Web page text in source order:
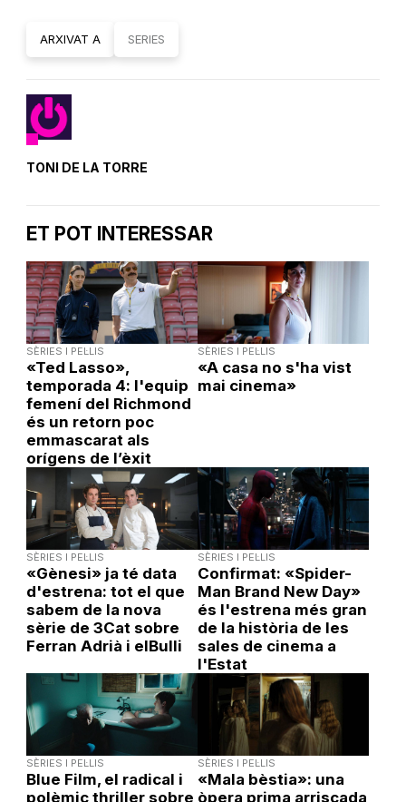
ARXIVAT A SERIES
TONI DE LA TORRE
ET POT INTERESSAR
SÈRIES I PEL·LIS
«Ted Lasso»,
temporada 4: l'equip
femení del Richmond
és un retorn poc
emmascarat als
orígens de l’èxit
SÈRIES I PEL·LIS
«A casa no s'ha vist
mai cinema»
SÈRIES I PEL·LIS
«Gènesi» ja té data
d'estrena: tot el que
sabem de la nova
sèrie de 3Cat sobre
Ferran Adrià i elBulli
SÈRIES I PEL·LIS
Confirmat: «Spider-
Man Brand New Day»
és l'estrena més gran
de la història de les
sales de cinema a
l'Estat
SÈRIES I PEL·LIS
Blue Film, el radical i
polèmic thriller sobre
SÈRIES I PEL·LIS
«Mala bèstia»: una
òpera prima arriscada